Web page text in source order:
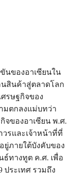
นของอาเซียนใน
สินค้าสู่ตลาดโลก
รษฐกิจของ
มตกลงแม่บทว่า
จของอาเซียน พ.ศ.
รและเจ้าหน้าที่ที่
ยู่ภายใต้บังคับของ
ทางทูต ค.ศ. เพื่อ
ประเทศ รวมถึง